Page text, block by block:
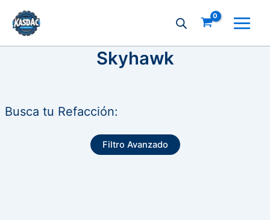
contenido
Skyhawk
Busca tu Refacción:
Filtro Avanzado